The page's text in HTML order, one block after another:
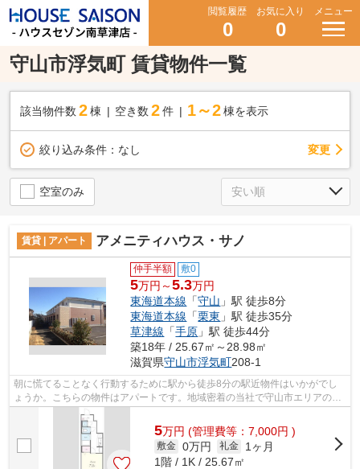
閲覧履歴
0
お気に入り
0
メニュー
守山市浮気町 賃貸物件一覧
該当物件数 2棟 空き数 2 件 1～2 棟を表示
絞り込み条件： なし 変更
空室のみ
賃貸 | アパート アメニティハウス・サノ
仲手半額 敷0
5万円～5.3万円
東海道本線 「守山 」駅 徒歩8分
東海道本線 「栗東 」駅 徒歩35分
草津線 「手原 」駅 徒歩44分
築18年 / 25.67㎡～28.98㎡
滋賀県守山市浮気町208-1
朝に慌てることなく行動するために駅から徒歩8分の駅近物件はいかがでし
ょうか。こちらの物件はアパートです。地域密着の当社で守山市エリアの素
5万円 (管理費等：7,000円 )
敷金 0万円 礼金
1ヶ月
1階 / 1K / 25.67㎡